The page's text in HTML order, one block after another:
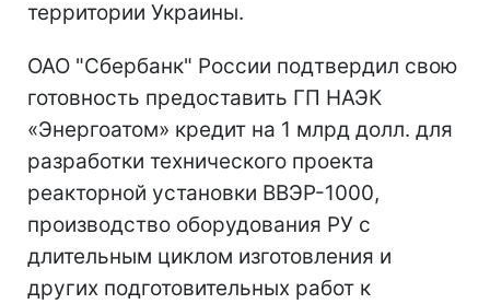
территории Украины.
ОАО "Сбербанк" России подтвердил свою
готовность предоставить ГП НАЭК
«Энергоатом» кредит на 1 млрд долл. для
разработки технического проекта
реакторной установки ВВЭР-1000,
производство оборудования РУ с
длительным циклом изготовления и
других подготовительных работ к